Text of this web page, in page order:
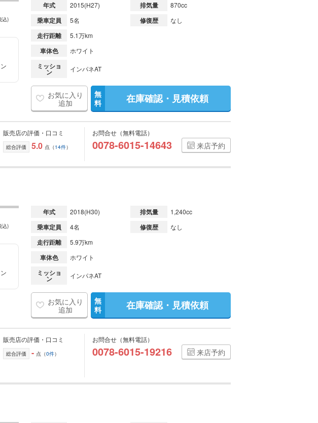
込)
年式 2015(H27) 排気量 870cc
乗車定員 5名 修復歴 なし
走行距離 5.1万km
車体色 ホワイト
ミッショ
ン インパネAT
お気に入り
追加
無
料
在庫確認・見積依頼
販売店の評価・口コミ
総合評価 5.0 点（14件）
お問合せ（無料電話）
0078-6015-14643 来店予約
込)
年式 2018(H30) 排気量 1,240cc
乗車定員 4名 修復歴 なし
走行距離 5.9万km
車体色 ホワイト
ミッショ
ン インパネAT
お気に入り
追加
無
料
在庫確認・見積依頼
販売店の評価・口コミ
総合評価 - 点（0件）
お問合せ（無料電話）
0078-6015-19216 来店予約